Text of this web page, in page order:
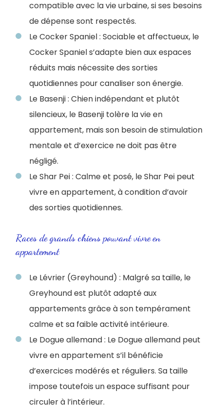
compatible avec la vie urbaine, si ses besoins
de dépense sont respectés.
Le Cocker Spaniel : Sociable et affectueux, le
Cocker Spaniel s’adapte bien aux espaces
réduits mais nécessite des sorties
quotidiennes pour canaliser son énergie.
Le Basenji : Chien indépendant et plutôt
silencieux, le Basenji tolère la vie en
appartement, mais son besoin de stimulation
mentale et d’exercice ne doit pas être
négligé.
Le Shar Pei : Calme et posé, le Shar Pei peut
vivre en appartement, à condition d’avoir
des sorties quotidiennes.
Races de grands chiens pouvant vivre en
appartement
Le Lévrier (Greyhound) : Malgré sa taille, le
Greyhound est plutôt adapté aux
appartements grâce à son tempérament
calme et sa faible activité intérieure.
Le Dogue allemand : Le Dogue allemand peut
vivre en appartement s’il bénéficie
d’exercices modérés et réguliers. Sa taille
impose toutefois un espace suffisant pour
circuler à l’intérieur.